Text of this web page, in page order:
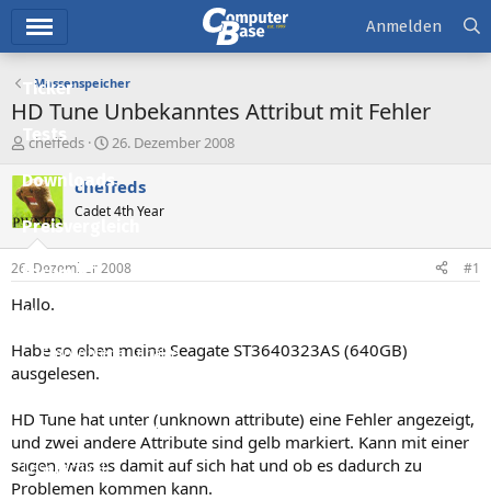
Ticker
Tests
Downloads
Preisvergleich
Forum
Aktuelles
Empfohlene Inhalte
Neueste Aktivitäten
Leserartikel
Anmelden
Massenspeicher
HD Tune Unbekanntes Attribut mit Fehler
E
s
t
e
e
r
cheffeds
E
s
e
l
t
26. Dezember 2008
cheffeds
Cadet 4th Year
26. Dezember 2008 #1
Hallo.
Habe so eben meine Seagate ST3640323AS (640GB)
ausgelesen.
HD Tune hat unter (unknown attribute) eine Fehler angezeigt,
und zwei andere Attribute sind gelb markiert. Kann mit einer
sagen, was es damit auf sich hat und ob es dadurch zu
Problemen kommen kann.